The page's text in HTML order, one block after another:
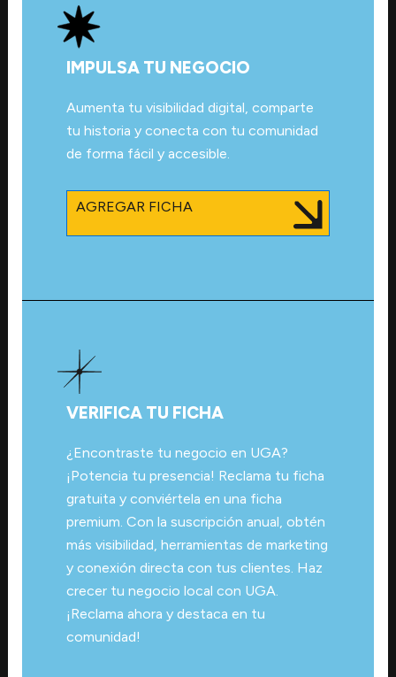
IMPULSA TU NEGOCIO
Aumenta tu visibilidad digital, comparte
tu historia y conecta con tu comunidad
de forma fácil y accesible.
AGREGAR FICHA
VERIFICA TU FICHA
¿Encontraste tu negocio en UGA?
¡Potencia tu presencia! Reclama tu ficha
gratuita y conviértela en una ficha
premium. Con la suscripción anual, obtén
más visibilidad, herramientas de marketing
y conexión directa con tus clientes. Haz
crecer tu negocio local con UGA.
¡Reclama ahora y destaca en tu
comunidad!